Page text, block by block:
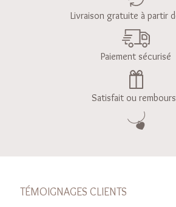
Livraison gratuite à partir
Paiement sécurisé
Satisfait ou
TÉMOIGNAGES CLIENTS